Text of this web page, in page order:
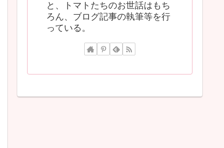
と、トマトたちのお世話はもち
ろん、ブログ記事の執筆等を行
っている。